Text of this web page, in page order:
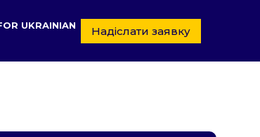
Надіслати заявку